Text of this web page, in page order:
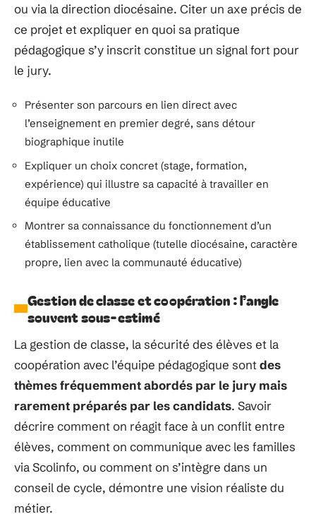
ou via la direction diocésaine. Citer un axe précis de
ce projet et expliquer en quoi sa pratique
pédagogique s’y inscrit constitue un signal fort pour
le jury.
Présenter son parcours en lien direct avec
l’enseignement en premier degré, sans détour
biographique inutile
Expliquer un choix concret (stage, formation,
expérience) qui illustre sa capacité à travailler en
équipe éducative
Montrer sa connaissance du fonctionnement d’un
établissement catholique (tutelle diocésaine, caractère
propre, lien avec la communauté éducative)
Gestion de classe et coopération : l’angle
souvent sous-estimé
La gestion de classe, la sécurité des élèves et la
coopération avec l’équipe pédagogique sont des
thèmes fréquemment abordés par le jury mais
rarement préparés par les candidats. Savoir
décrire comment on réagit face à un conflit entre
élèves, comment on communique avec les familles
via Scolinfo, ou comment on s’intègre dans un
conseil de cycle, démontre une vision réaliste du
métier.